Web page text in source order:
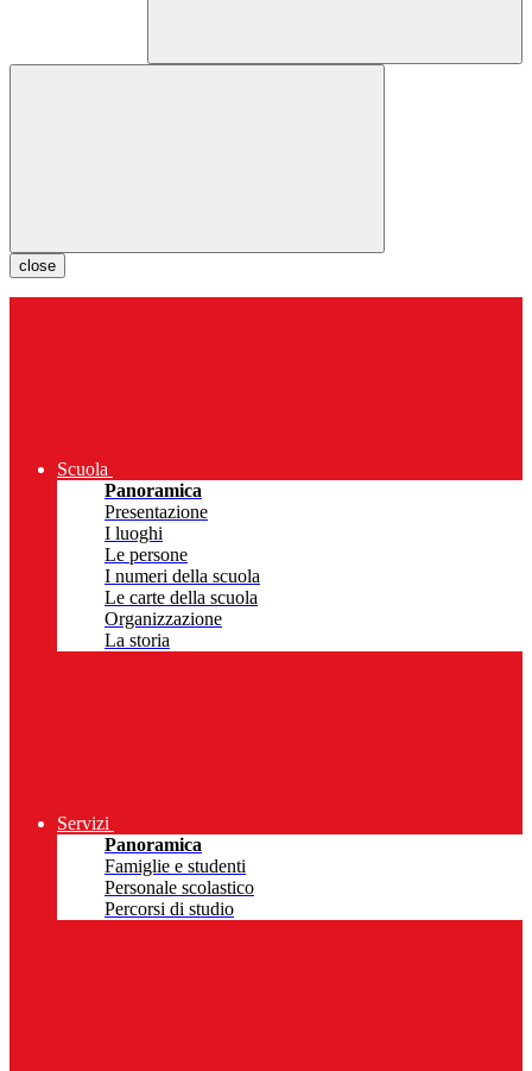
close
Scuola
Panoramica
Presentazione
I luoghi
Le persone
I numeri della scuola
Le carte della scuola
Organizzazione
La storia
Servizi
Panoramica
Famiglie e studenti
Personale scolastico
Percorsi di studio